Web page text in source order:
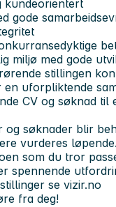
gode
miljø med gode
stillingen
uforpliktende
CV og søknad til
og søknader blir
vurderes løpende.
som du tror
spennende
se vizir.no
fra deg!